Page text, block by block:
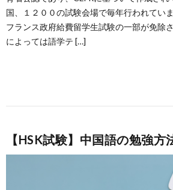
国、１２００の試験会場で毎年行われてい
フランス政府給費留学生試験の一部が免除
によっては語学テ […]
【HSK試験】中国語の勉強方